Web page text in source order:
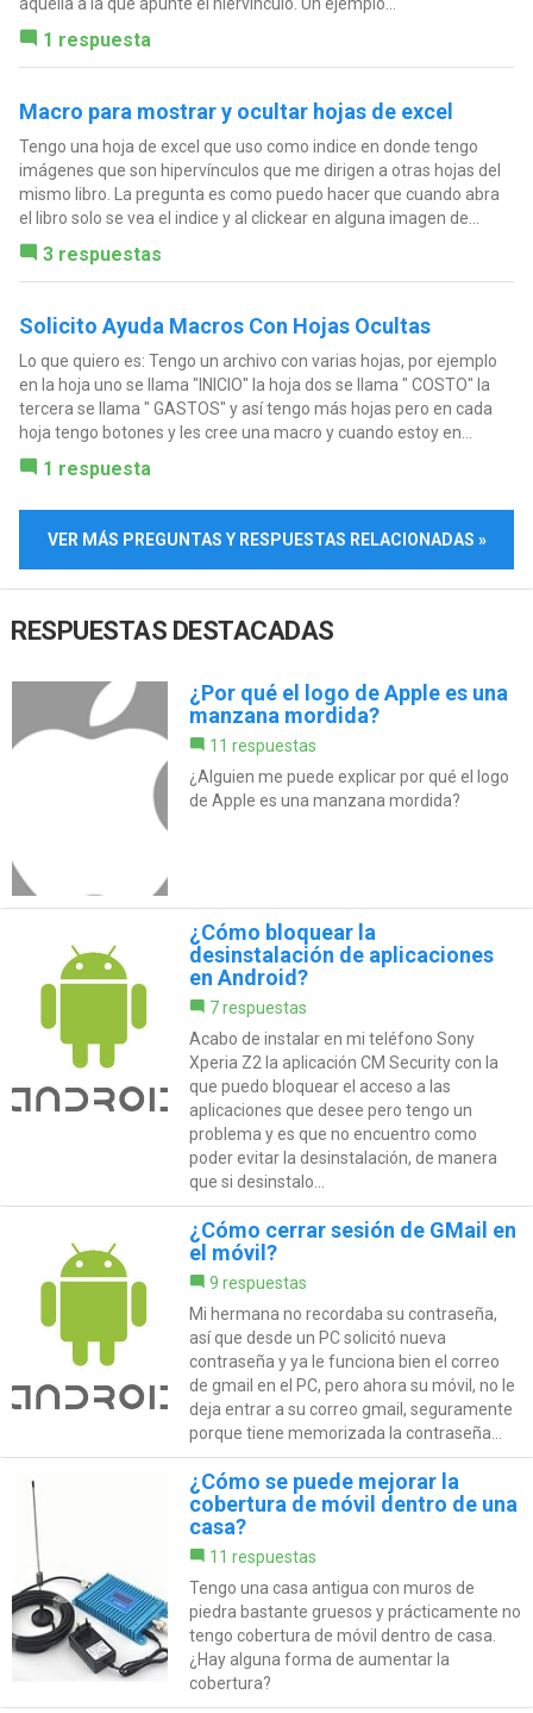
1 respuesta
Macro para mostrar y ocultar hojas de excel
Tengo una hoja de excel que uso como indice en donde tengo
imágenes que son hipervínculos que me dirigen a otras hojas del
mismo libro. La pregunta es como puedo hacer que cuando abra
el libro solo se vea el indice y al clickear en alguna imagen de...
3 respuestas
Solicito Ayuda Macros Con Hojas Ocultas
Lo que quiero es: Tengo un archivo con varias hojas, por ejemplo
en la hoja uno se llama "INICIO" la hoja dos se llama " COSTO" la
tercera se llama " GASTOS" y así tengo más hojas pero en cada
hoja tengo botones y les cree una macro y cuando estoy en...
1 respuesta
VER MÁS PREGUNTAS Y RESPUESTAS RELACIONADAS »
RESPUESTAS DESTACADAS
¿Por qué el logo de Apple es una
manzana mordida?
11 respuestas
¿Alguien me puede explicar por qué el logo
de Apple es una manzana mordida?
¿Cómo bloquear la
desinstalación de aplicaciones
en Android?
7 respuestas
Acabo de instalar en mi teléfono Sony
Xperia Z2 la aplicación CM Security con la
que puedo bloquear el acceso a las
aplicaciones que desee pero tengo un
problema y es que no encuentro como
poder evitar la desinstalación, de manera
que si desinstalo...
¿Cómo cerrar sesión de GMail en
el móvil?
9 respuestas
Mi hermana no recordaba su contraseña,
así que desde un PC solicitó nueva
contraseña y ya le funciona bien el correo
de gmail en el PC, pero ahora su móvil, no le
deja entrar a su correo gmail, seguramente
porque tiene memorizada la contraseña...
¿Cómo se puede mejorar la
cobertura de móvil dentro de una
casa?
11 respuestas
Tengo una casa antigua con muros de
piedra bastante gruesos y prácticamente no
tengo cobertura de móvil dentro de casa.
¿Hay alguna forma de aumentar la
cobertura?